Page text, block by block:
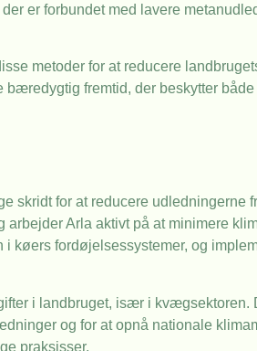
er forbundet med lavere
metoder for at reducere
fremtid, der beskytter
skridt for at reducere udledningerne
Arla aktivt på at minimere
køers fordøjelsessystemer, og
i landbruget, især i
og for at opnå nationale
praksisser.